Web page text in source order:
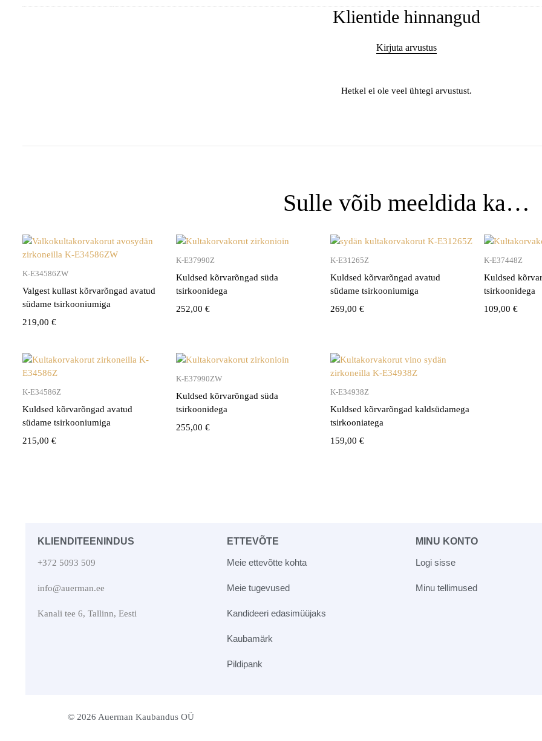
Klientide hinnangud
Kirjuta arvustus
Hetkel ei ole veel ühtegi arvustust.
Sulle võib meeldida ka…
K-E34586ZW
Valgest kullast kõrvarõngad avatud
südame tsirkooniumiga
219,00 €
K-E37990Z
Kuldsed kõrvarõngad süda
tsirkoonidega
252,00€
K-E31265Z
Kuldsed kõrvarõngad avatud
südame tsirkooniumiga
269,00 €
K-E37448Z
Kuldsed
tsirkoonidega
109,00€
K-E34586Z
Kuldsed kõrvarõngad avatud
südame tsirkooniumiga
215,00 €
K-E37990ZW
Kuldsed kõrvarõngad süda
tsirkoonidega
255,00€
K-E34938Z
Kuldsed kõrvarõngad kaldsüdamega
tsirkooniatega
159,00 €
KLIENDITEENINDUS
+372 5093 509
info@auerman.ee
Kanali tee 6, Tallinn, Eesti
ETTEVÕTE
Meie ettevõtte kohta
Meie tugevused
Kandideeri edasimüüjaks
Kaubamärk
Pildipank
MINU KONTO
Logi sisse
Minu tellimused
© 2026 Auerman Kaubandus OÜ